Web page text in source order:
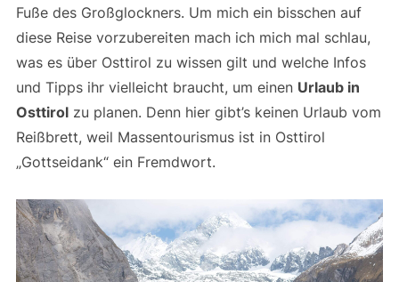
Fuße des Großglockners. Um mich ein bisschen auf
diese Reise vorzubereiten mach ich mich mal schlau,
was es über Osttirol zu wissen gilt und welche Infos
und Tipps ihr vielleicht braucht, um einen Urlaub in
Osttirolzu planen. Denn hier gibt’s keinen Urlaub vom
Reißbrett, weil Massentourismus ist in Osttirol
„Gottseidank“ ein Fremdwort.